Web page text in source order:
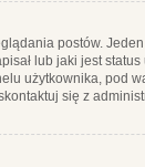
postów.
lub jaki jest
użytkownika, pod
się z